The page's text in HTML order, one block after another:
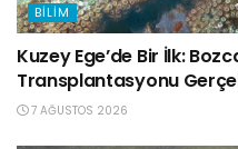
BILIM
Kuzey Ege’de Bir İlk:
Transplantasyonu
7 AĞUSTOS 2026